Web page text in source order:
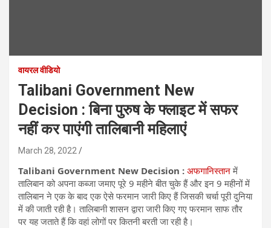
वायरल वीडियो
Talibani Government New
Decision : बिना पुरुष के फ्लाइट में सफर
नहीं कर पाएंगी तालिबानी महिलाएं
March 28, 2022
Talibani Government New Decision : अफगानिस्तानमें
तालिबान को अपना कब्जा जमाए पूरे 9 महीने बीत चुके हैं और इन 9 महीनों में
तालिबान ने एक के बाद एक ऐसे फरमान जारी किए हैं जिसकी चर्चा पूरी दुनिया
में की जाती रही है। तालिबानी शासन द्वारा जारी किए गए फरमान साफ तौर
पर यह जताते हैं कि वहां लोगों पर कितनी बरती जा रही है।